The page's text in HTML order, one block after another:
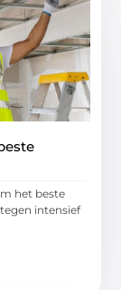
het beste
intensief